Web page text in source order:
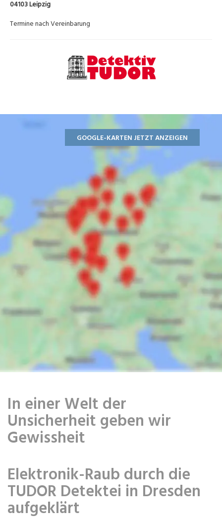
04103 Leipzig
Termine nach Vereinbarung
GOOGLE-KARTEN JETZT ANZEIGEN
In einer Welt der
Unsicherheit geben wir
Gewissheit
Elektronik-Raub durch die
TUDOR Detektei in Dresden
aufgeklärt